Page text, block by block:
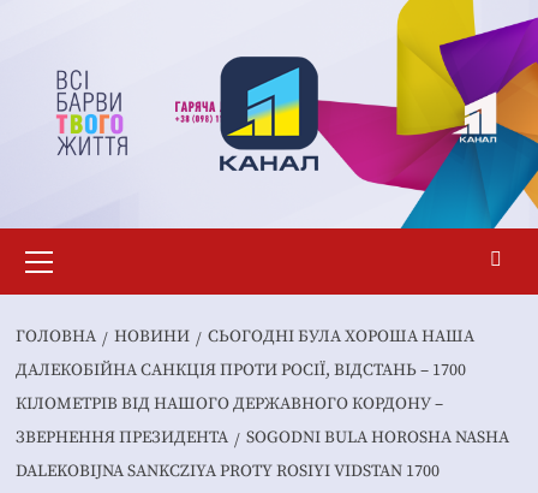
вмісту
меню
ГОЛОВНА НОВИНИ
СЬОГОДНІ БУЛА ХОРОША НАША
ДАЛЕКОБІЙНА САНКЦІЯ ПРОТИ РОСІЇ, ВІДСТАНЬ – 1700
КІЛОМЕТРІВ ВІД НАШОГО ДЕРЖАВНОГО КОРДОНУ –
ЗВЕРНЕННЯ ПРЕЗИДЕНТА
SOGODNI BULA HOROSHA NASHA
DALEKOBIJNA SANKCZIYA PROTY ROSIYI VIDSTAN 1700